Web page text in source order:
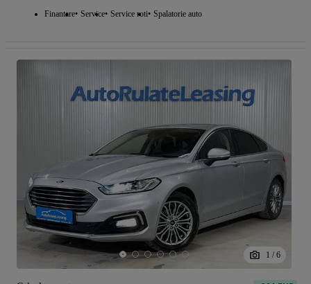
Finantare Service Service roti Spalatorie auto
1 / 6